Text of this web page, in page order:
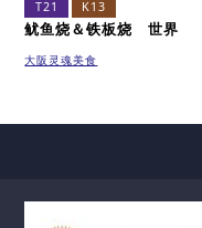
T21 K13
鱿鱼烧＆铁板烧 世界
大阪灵魂美食